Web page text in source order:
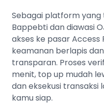
Sebagai platform
Bappebti dan diawasi
akses ke pasar
keamanan berlapis
transparan. Proses
menit, top up mudah
dan eksekusi transaksi
kamu siap.